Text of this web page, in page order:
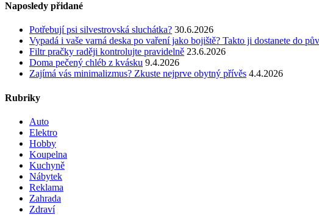
Naposledy přidané
Potřebují psi silvestrovská sluchátka? 30.6.2026
Vypadá i vaše varná deska po vaření jako bojiště? Takto ji dostanete do
Filtr pračky raději kontrolujte pravidelně 23.6.2026
Doma pečený chléb z kvásku 9.4.2026
Zajímá vás minimalizmus? Zkuste nejprve obytný přívěs 4.4.2026
Rubriky
Auto
Elektro
Hobby
Koupelna
Kuchyně
Nábytek
Reklama
Zahrada
Zdraví